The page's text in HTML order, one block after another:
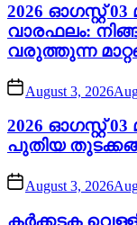
2026 ഓഗസ്റ്റ്
വാരഫലം:
വരുത്തുന്ന
August 3, 2026
2026 ഓഗസ്റ്റ്
പുതിയ
August 3, 2026
കർക്കടക